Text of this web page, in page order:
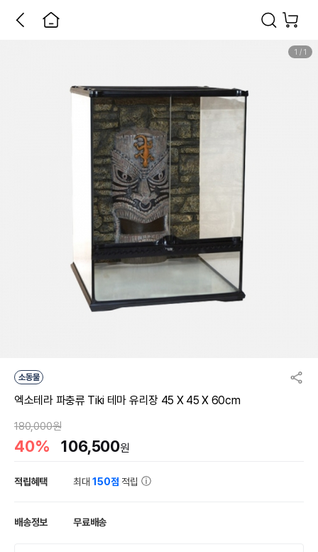
1 / 1
소동물
엑소테라 파충류 Tiki 테마 유리장 45 X 45 X 60cm
180,000원
40% 106,500원
적립혜택 최대150점 적립
배송정보 무료배송